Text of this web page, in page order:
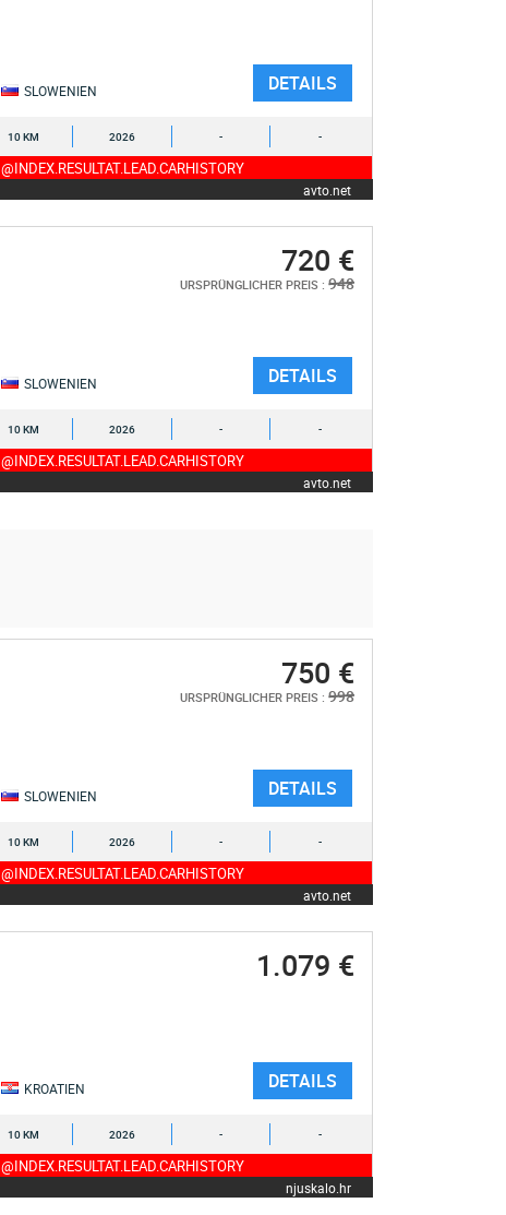
SLOWENIEN DETAILS
10 KM 2026 - -
@INDEX.RESULTAT.LEAD.CARHISTORY
avto.net
720 €
URSPRÜNGLICHER PREIS : 948
SLOWENIEN DETAILS
10 KM 2026 - -
@INDEX.RESULTAT.LEAD.CARHISTORY
avto.net
750 €
URSPRÜNGLICHER PREIS : 998
SLOWENIEN DETAILS
10 KM 2026 - -
@INDEX.RESULTAT.LEAD.CARHISTORY
avto.net
1.079 €
KROATIEN DETAILS
10 KM 2026 - -
@INDEX.RESULTAT.LEAD.CARHISTORY
njuskalo.hr